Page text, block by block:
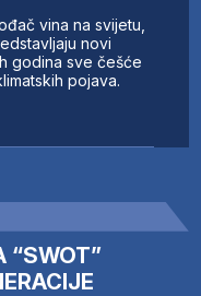
“SWOT”
vina na svijetu,
novi
godina sve češće
pojava.